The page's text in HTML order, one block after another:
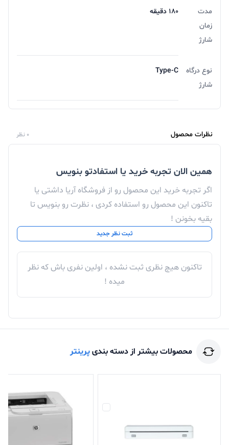
مدت
زمان
شارژ
180 دقیقه
نوع درگاه
شارژ
Type-C
نظرات محصول 0 نظر
همین الان تجربه خرید یا استفادتو بنویس
اگر تجربه خرید این محصول رو از فروشگاه آریا داشتی یا
تاکنون این محصول رو استفاده کردی ، نظرت رو بنویس تا
بقیه بخونن !
ثبت نظر جدید
تاکنون هیچ نظری ثبت نشده ، اولین نفری باش که نظر
میده !
محصولات بیشتر از دسته بندیپرینتر